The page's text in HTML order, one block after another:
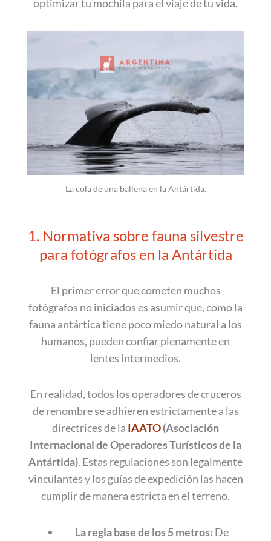
optimizar tu mochila para el viaje de tu vida.
La cola de una ballena en la Antártida.
1. Normativa sobre fauna silvestre
para fotógrafos en la Antártida
El primer error que cometen muchos
fotógrafos no iniciados es asumir que, como la
fauna antártica tiene poco miedo natural a los
humanos, pueden confiar plenamente en
lentes intermedios.
En realidad, todos los operadores de cruceros
de renombre se adhieren estrictamente a las
directrices de la IAATO(Asociación
Internacional de Operadores Turísticos de la
Antártida). Estas regulaciones son legalmente
vinculantes y los guías de expedición las hacen
cumplir de manera estricta en el terreno.
La regla base de los 5 metros: De